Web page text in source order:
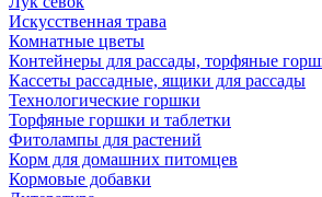
Искусственная трава
Комнатные цветы
Контейнеры для рассады, торфяные
Кассеты рассадные, ящики для рассады
Технологические горшки
Торфяные горшки и таблетки
Фитолампы для растений
Корм для домашних питомцев
Кормовые добавки